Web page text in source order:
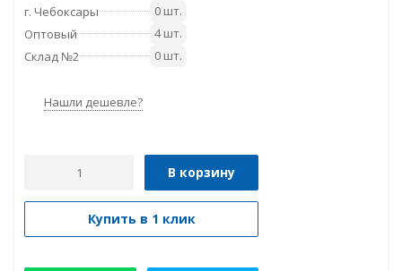
г. Чебоксары
0 шт.
Оптовый
4 шт.
Склад №2
0 шт.
Нашли дешевле?
В корзину
Купить в 1 клик